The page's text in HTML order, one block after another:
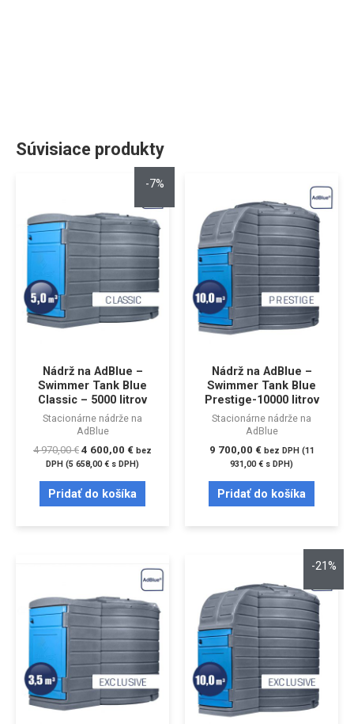
Súvisiace produkty
-7%
Nádrž na AdBlue –
Swimmer Tank Blue
Classic – 5000 litrov
Stacionárne nádrže na
AdBlue
4 970,00€ 4 600,00 € bez
DPH (5 658,00€ s DPH)
Pridať do košíka
Nádrž na AdBlue –
Swimmer Tank Blue
Prestige-10000 litrov
Stacionárne nádrže na
AdBlue
9 700,00 € bez DPH (11
931,00€ s DPH)
Pridať do košíka
-21%